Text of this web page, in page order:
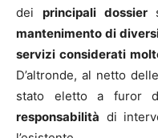
dei principali dossier
mantenimento di
servizi considerati
D’altronde, al netto
stato eletto a furor
responsabilità di